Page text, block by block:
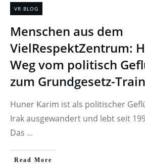
VR BLOG
Menschen aus dem
VielRespektZentrum:
Weg vom politisch
zum Grundgesetz-
Huner Karim ist als politischer
Irak ausgewandert und lebt seit
Das ...
Read More